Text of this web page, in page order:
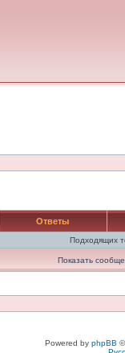
Ответы
Подходящих
Показать
Powered by phpBB